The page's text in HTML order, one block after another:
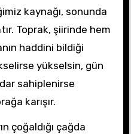
kaynağı, sonunda
Toprak, şiirinde hem
haddini bildiği
yükselsin, gün
sahiplenirse
karışır.
çoğaldığı çağda